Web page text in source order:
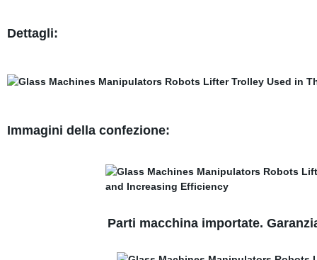
Dettagli:
Immagini della confezione:
Parti macchina importate.